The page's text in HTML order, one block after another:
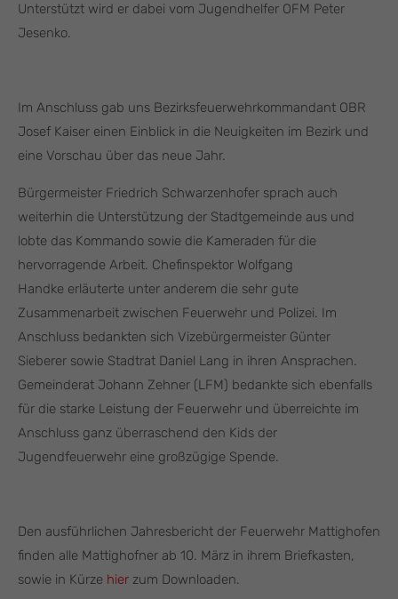
Unterstützt wird er dabei vom Jugendhelfer OFM Peter
Jesenko.
Im Anschluss gab uns Bezirksfeuerwehrkommandant OBR
Josef Kaiser einen Einblick in die Neuigkeiten im Bezirk und
eine Vorschau über das neue Jahr.
Bürgermeister Friedrich Schwarzenhofer sprach auch
weiterhin die Unterstützung der Stadtgemeinde aus und
lobte das Kommando sowie die Kameraden für die
hervorragende Arbeit. Chefinspektor Wolfgang
Handke erläuterte unter anderem die sehr gute
Zusammenarbeit zwischen Feuerwehr und Polizei. Im
Anschluss bedankten sich Vizebürgermeister Günter
Sieberer sowie Stadtrat Daniel Lang in ihren Ansprachen.
Gemeinderat Johann Zehner (LFM) bedankte sich ebenfalls
für die starke Leistung der Feuerwehr und überreichte im
Anschluss ganz überraschend den Kids der
Jugendfeuerwehr eine großzügige Spende.
Den ausführlichen Jahresbericht der Feuerwehr Mattighofen
finden alle Mattighofner ab 10. März in ihrem Briefkasten,
sowie in Kürze hier zum Downloaden.